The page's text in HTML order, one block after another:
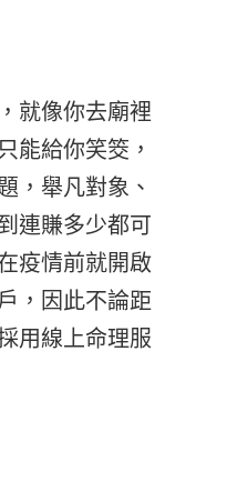
，就像你去廟裡
能給你笑筊，
，舉凡對象、
連賺多少都可
疫情前就開啟
，因此不論距
用線上命理服